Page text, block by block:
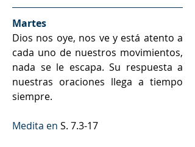
Martes
Dios nos oye, nos ve y está atento a
cada uno de nuestros movimientos,
nada se le escapa. Su respuesta a
nuestras oraciones llega a tiempo
siempre.
Medita en S. 7.3-17